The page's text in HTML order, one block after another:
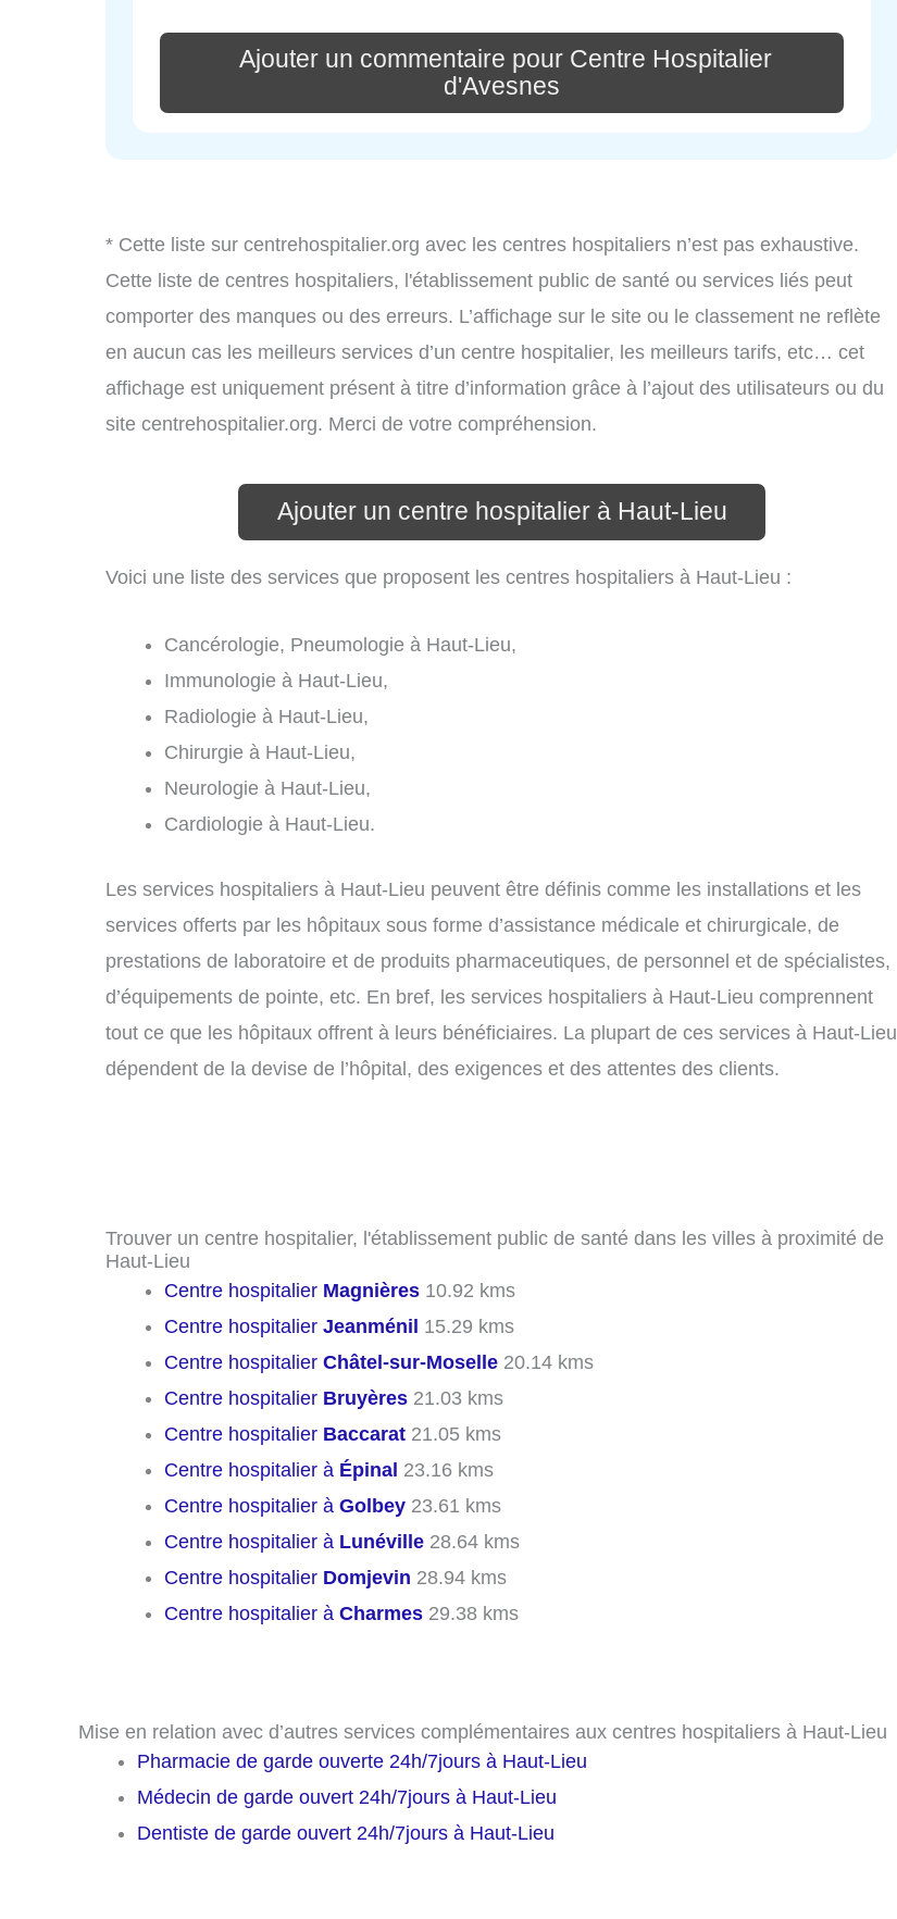
Ajouter un commentaire pour Centre Hospitalier
d'Avesnes
* Cette liste sur centrehospitalier.org avec les centres hospitaliers n’est pas exhaustive.
Cette liste de centres hospitaliers, l'établissement public de santé ou services liés peut
comporter des manques ou des erreurs. L’affichage sur le site ou le classement ne reflète
en aucun cas les meilleurs services d’un centre hospitalier, les meilleurs tarifs, etc… cet
affichage est uniquement présent à titre d’information grâce à l’ajout des utilisateurs ou du
site centrehospitalier.org. Merci de votre compréhension.
Ajouter un centre hospitalier à Haut-Lieu
Voici une liste des services que proposent les centres hospitaliers à Haut-Lieu :
Cancérologie, Pneumologie à Haut-Lieu,
Immunologie à Haut-Lieu,
Radiologie à Haut-Lieu,
Chirurgie à Haut-Lieu,
Neurologie à Haut-Lieu,
Cardiologie à Haut-Lieu.
Les services hospitaliers à Haut-Lieu peuvent être définis comme les installations et les
services offerts par les hôpitaux sous forme d’assistance médicale et chirurgicale, de
prestations de laboratoire et de produits pharmaceutiques, de personnel et de spécialistes,
d’équipements de pointe, etc. En bref, les services hospitaliers à Haut-Lieu comprennent
tout ce que les hôpitaux offrent à leurs bénéficiaires. La plupart de ces services à Haut-Lieu
dépendent de la devise de l’hôpital, des exigences et des attentes des clients.
Trouver un centre hospitalier, l'établissement public de santé dans les villes à proximité de
Haut-Lieu
Centre hospitalier Magnières 10.92 kms
Centre hospitalier Jeanménil 15.29 kms
Centre hospitalier Châtel-sur-Moselle 20.14 kms
Centre hospitalier Bruyères 21.03 kms
Centre hospitalier Baccarat 21.05 kms
Centre hospitalier à Épinal 23.16 kms
Centre hospitalier à Golbey 23.61 kms
Centre hospitalier à Lunéville 28.64 kms
Centre hospitalier Domjevin 28.94 kms
Centre hospitalier à Charmes 29.38 kms
Mise en relation avec d’autres services complémentaires aux centres hospitaliers à Haut-Lieu
Pharmacie de garde ouverte 24h/7jours à Haut-Lieu
Médecin de garde ouvert 24h/7jours à Haut-Lieu
Dentiste de garde ouvert 24h/7jours à Haut-Lieu